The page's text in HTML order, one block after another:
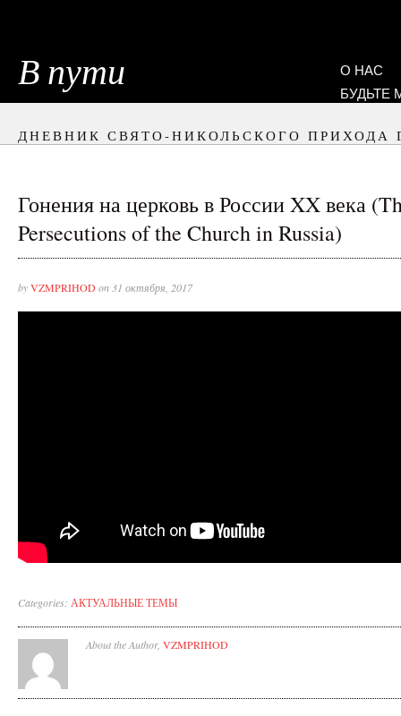
В пути
О НАС
БУДЬТЕ
ДНЕВНИК СВЯТО-НИКОЛЬСКОГО ПРИХОДА
Гонения на церковь в России XX века
Persecutions of the Church in Russia)
byVZMPRIHODon 31 октября, 2017
Categories: АКТУАЛЬНЫЕ ТЕМЫ
About the Author, VZMPRIHOD